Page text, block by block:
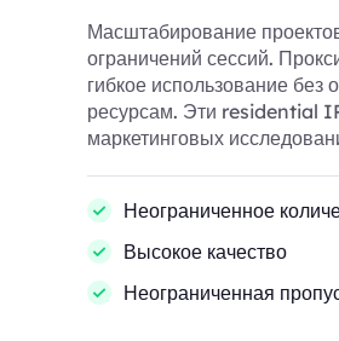
Масштабирование
ограничений сессий.
гибкое использование
ресурсам. Эти residential
маркетинговых
Неограниченное
Высокое качество
Неограниченная